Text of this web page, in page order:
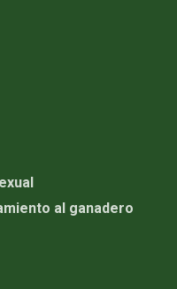
al ganadero